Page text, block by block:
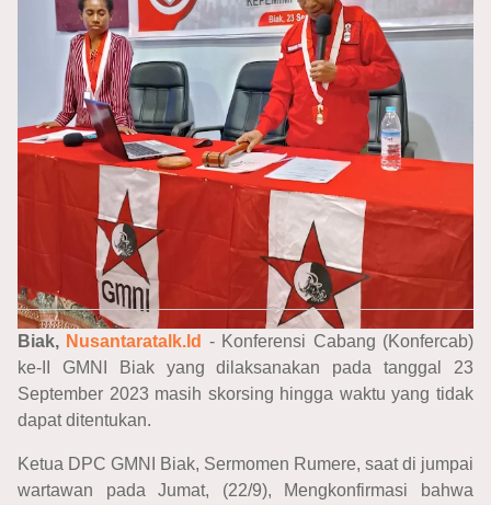
Biak, Nusantaratalk.Id - Konferensi Cabang (Konfercab)
ke-II GMNI Biak yang dilaksanakan pada tanggal 23
September 2023 masih skorsing hingga waktu yang tidak
dapat ditentukan.
Ketua DPC GMNI Biak, Sermomen Rumere, saat di jumpai
wartawan pada Jumat, (22/9), Mengkonfirmasi bahwa